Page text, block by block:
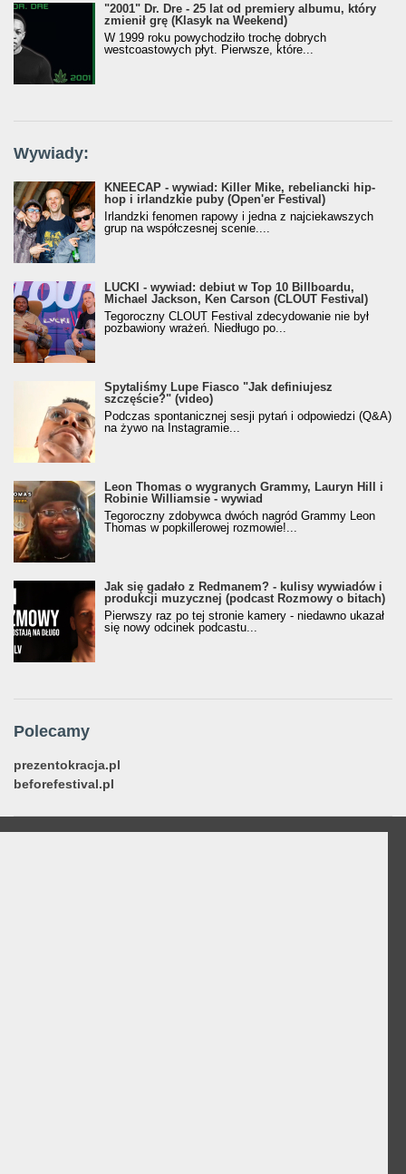
"2001" Dr. Dre - 25 lat od premiery albumu, który
zmienił grę (Klasyk na Weekend)
W 1999 roku powychodziło trochę dobrych
westcoastowych płyt. Pierwsze, które...
Wywiady:
KNEECAP - wywiad: Killer Mike, rebeliancki hip-
hop i irlandzkie puby (Open'er Festival)
Irlandzki fenomen rapowy i jedna z najciekawszych
grup na współczesnej scenie....
LUCKI - wywiad: debiut w Top 10 Billboardu,
Michael Jackson, Ken Carson (CLOUT Festival)
Tegoroczny CLOUT Festival zdecydowanie nie był
pozbawiony wrażeń. Niedługo po...
Spytaliśmy Lupe Fiasco "Jak definiujesz
szczęście?" (video)
Podczas spontanicznej sesji pytań i odpowiedzi (Q&A)
na żywo na Instagramie...
Leon Thomas o wygranych Grammy, Lauryn Hill i
Robinie Williamsie - wywiad
Tegoroczny zdobywca dwóch nagród Grammy Leon
Thomas w popkillerowej rozmowie!...
Jak się gadało z Redmanem? - kulisy wywiadów i
produkcji muzycznej (podcast Rozmowy o bitach)
Pierwszy raz po tej stronie kamery - niedawno ukazał
się nowy odcinek podcastu...
Polecamy
prezentokracja.pl
beforefestival.pl